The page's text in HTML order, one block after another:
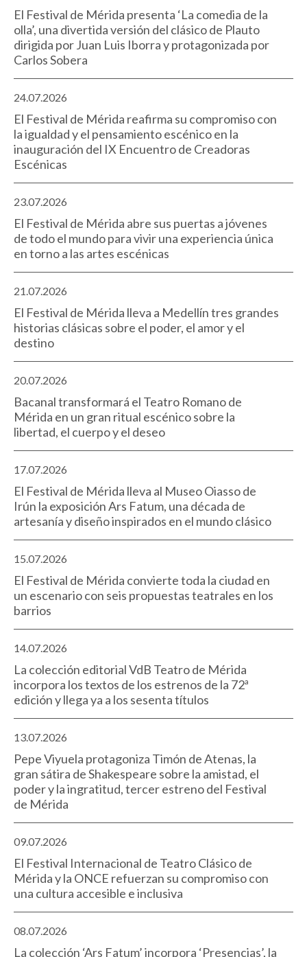
El Festival de Mérida presenta ‘La comedia de la
olla’, una divertida versión del clásico de Plauto
dirigida por Juan Luis Iborra y protagonizada por
Carlos Sobera
24.07.2026
El Festival de Mérida reafirma su compromiso con
la igualdad y el pensamiento escénico en la
inauguración del IX Encuentro de Creadoras
Escénicas
23.07.2026
El Festival de Mérida abre sus puertas a jóvenes
de todo el mundo para vivir una experiencia única
en torno a las artes escénicas
21.07.2026
El Festival de Mérida lleva a Medellín tres grandes
historias clásicas sobre el poder, el amor y el
destino
20.07.2026
Bacanal transformará el Teatro Romano de
Mérida en un gran ritual escénico sobre la
libertad, el cuerpo y el deseo
17.07.2026
El Festival de Mérida lleva al Museo Oiasso de
Irún la exposición Ars Fatum, una década de
artesanía y diseño inspirados en el mundo clásico
15.07.2026
El Festival de Mérida convierte toda la ciudad en
un escenario con seis propuestas teatrales en los
barrios
14.07.2026
La colección editorial VdB Teatro de Mérida
incorpora los textos de los estrenos de la 72ª
edición y llega ya a los sesenta títulos
13.07.2026
Pepe Viyuela protagoniza Timón de Atenas, la
gran sátira de Shakespeare sobre la amistad, el
poder y la ingratitud, tercer estreno del Festival
de Mérida
09.07.2026
El Festival Internacional de Teatro Clásico de
Mérida y la ONCE refuerzan su compromiso con
una cultura accesible e inclusiva
08.07.2026
La colección ‘Ars Fatum’ incorpora ‘Presencias’, la